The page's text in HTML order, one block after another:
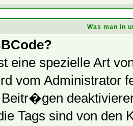
Was man in
eine spezielle Art
vom Administrator
Tags sind von den